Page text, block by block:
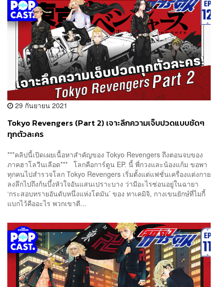
29 กันยายน 2021
Tokyo Revengers (Part 2) เจาะลึกความเจ็บปวดแบบชัดๆ
ทุกตัวละคร
***คลิปนี้เปิดเผยเนื้อหาสำคัญของ Tokyo Revengers ถึงตอนจบของ
ภาคฮาโลวีนเลือด*** โลกคือการ์ตูน EP. นี้ พี่กวงและน้องแก้ม ขอพา
ทุกคนไปสำรวจโลก Tokyo Revengers เริ่มตั้งแต่แฟชั่นเครื่องแต่งกาย
ลงลึกไปถึงก้นบึ้งหัวใจอันแสนเปราะบาง ว่ามีอะไรซ่อนอยู่ในฉายา
‘กระสอบทรายอันดับหนึ่งแห่งโตมัน’ ของ ทาเคมิจิ, กางเขนยักษ์ที่ไมกี้
แบกไว้คืออะไร พวกเขาตี...